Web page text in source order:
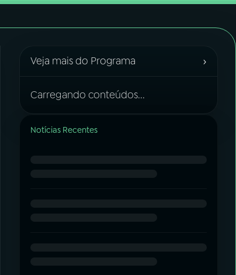
Veja mais do Programa ›
Carregando conteúdos...
Notícias Recentes